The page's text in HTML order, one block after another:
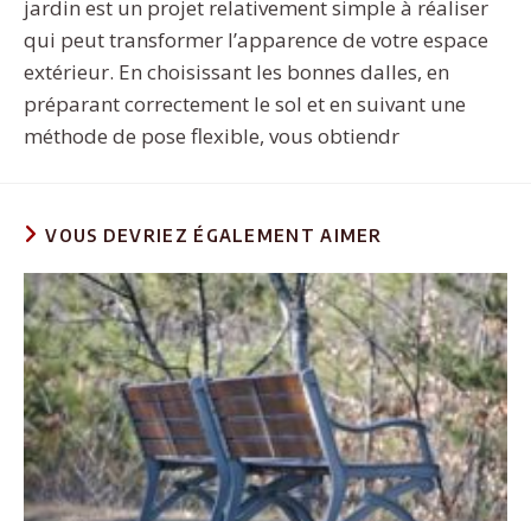
jardin est un projet relativement simple à réaliser
qui peut transformer l’apparence de votre espace
extérieur. En choisissant les bonnes dalles, en
préparant correctement le sol et en suivant une
méthode de pose flexible, vous obtiendr
VOUS DEVRIEZ ÉGALEMENT AIMER